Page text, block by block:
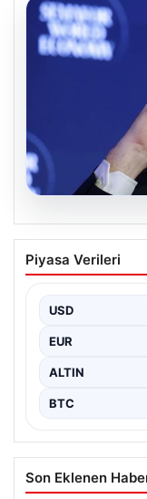
FIFA’da
Yarısı
haberleri, FIFA
gündemdeki
Piyasa Verileri
USD
EUR
ALTIN
BTC
Son Eklenen